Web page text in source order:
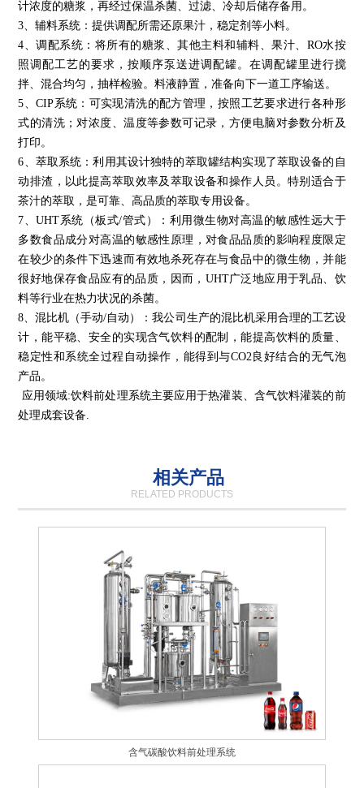
计浓度的糖浆，再经过保温杀菌、过滤、冷却后储存备用。
3、辅料系统：提供调配所需还原果汁，稳定剂等小料。
4、调配系统：将所有的糖浆、其他主料和辅料、果汁、RO水按
照调配工艺的要求，按顺序泵送进调配罐。在调配罐里进行搅
拌、混合均匀，抽样检验。料液静置，准备向下一道工序输送。
5、CIP系统：可实现清洗的配方管理，按照工艺要求进行各种形
式的清洗；对浓度、温度等参数可记录，方便电脑对参数分析及
打印。
6、萃取系统：利用其设计独特的萃取罐结构实现了萃取设备的自
动排渣，以此提高萃取效率及萃取设备和操作人员。特别适合于
茶汁的萃取，是可靠、高品质的萃取专用设备。
7、UHT系统（板式/管式）：利用微生物对高温的敏感性远大于
多数食品成分对高温的敏感性原理，对食品品质的影响程度限定
在较少的条件下迅速而有效地杀死存在与食品中的微生物，并能
很好地保存食品应有的品质，因而，UHT广泛地应用于乳品、饮
料等行业在热力状况的杀菌。
8、混比机（手动/自动）：我公司生产的混比机采用合理的工艺设
计，能平稳、安全的实现含气饮料的配制，能提高饮料的质量、
稳定性和系统全过程自动操作，能得到与CO2良好结合的无气泡
产品。
应用领域:饮料前处理系统主要应用于热灌装、含气饮料灌装的前
处理成套设备.
相关产品
RELATED PRODUCTS
含气碳酸饮料前处理系统